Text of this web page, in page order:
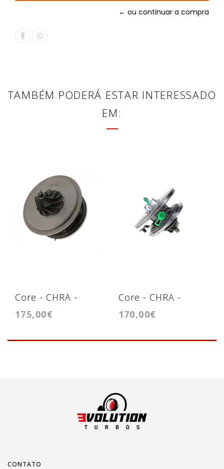
← ou continuar a compra
TAMBÉM PODERÁ ESTAR INTERESSADO
EM:
Core - CHRA -
Cartridge RHV4-T39
175,00€
Core - CHRA -
Cartridge - KP35
170,00€
CONTATO